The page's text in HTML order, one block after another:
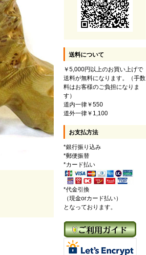
送料について
￥5,000円以上のお買い上げで
送料が無料になります。（手数
料はお客様のご負担になりま
す）
道内一律￥550
道外一律￥1,100
お支払方法
*銀行振り込み
*郵便振替
*カード払い
*代金引換
（現金orカード払い）
となっております。